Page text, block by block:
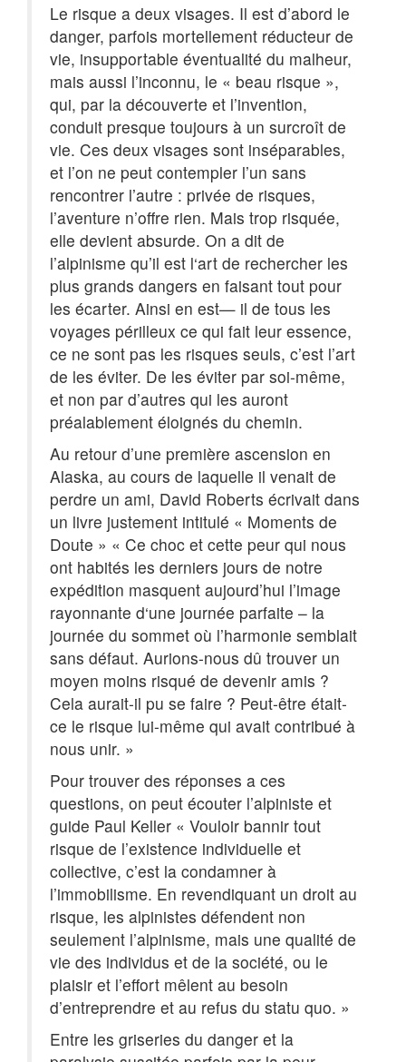
Le risque a deux visages. Il est d’abord le
danger, parfois mortellement réducteur de
vie, insupportable éventualité du malheur,
mais aussi l’inconnu, le « beau risque »,
qui, par la découverte et l’invention,
conduit presque toujours à un surcroît de
vie. Ces deux visages sont inséparables,
et l’on ne peut contempler l’un sans
rencontrer l’autre : privée de risques,
l’aventure n’offre rien. Mais trop risquée,
elle devient absurde. On a dit de
l’alpinisme qu’il est l‘art de rechercher les
plus grands dangers en faisant tout pour
les écarter. Ainsi en est— il de tous les
voyages périlleux ce qui fait leur essence,
ce ne sont pas les risques seuls, c’est l’art
de les éviter. De les éviter par soi-même,
et non par d’autres qui les auront
préalablement éloignés du chemin.
Au retour d’une première ascension en
Alaska, au cours de laquelle il venait de
perdre un ami, David Roberts écrivait dans
un livre justement intitulé « Moments de
Doute » « Ce choc et cette peur qui nous
ont habités les derniers jours de notre
expédition masquent aujourd’hui l’image
rayonnante d‘une journée parfaite – la
journée du sommet où l’harmonie semblait
sans défaut. Aurions-nous dû trouver un
moyen moins risqué de devenir amis ?
Cela aurait-il pu se faire ? Peut-être était-
ce le risque lui-même qui avait contribué à
nous unir. »
Pour trouver des réponses a ces
questions, on peut écouter l’alpiniste et
guide Paul Keller « Vouloir bannir tout
risque de l’existence individuelle et
collective, c’est la condamner à
l’immobilisme. En revendiquant un droit au
risque, les alpinistes défendent non
seulement l’alpinisme, mais une qualité de
vie des individus et de la société, ou le
plaisir et l’effort mêlent au besoin
d’entreprendre et au refus du statu quo. »
Entre les griseries du danger et la